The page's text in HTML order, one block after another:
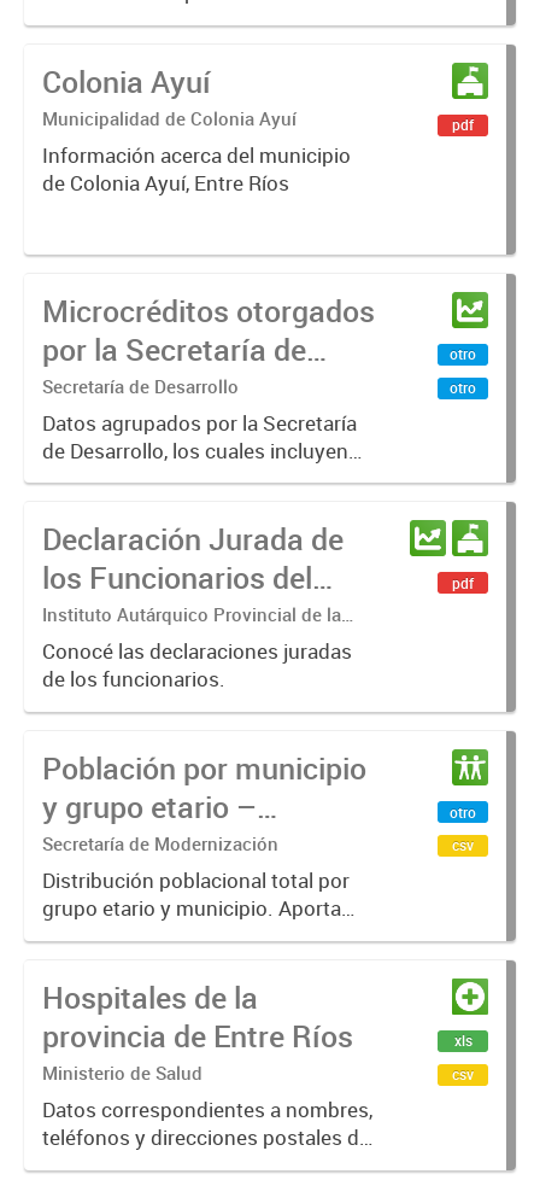
Ríos
Colonia Ayuí
Municipalidad de Colonia Ayuí
Información acerca del municipio
de Colonia Ayuí, Entre Ríos
pdf
Microcréditos otorgados
por la Secretaría de
Desarrollo 2022-2024
Secretaría de Desarrollo
Datos agrupados por la Secretaría
de Desarrollo, los cuales incluyen
información sobre Microcréditos
Desarrollo en el periodo 2022-2024
otro
otro
Declaración Jurada de
los Funcionarios del
Instituto Autárquico
Provincial de la Vivienda
Instituto Autárquico Provincial de la
Vivienda
Conocé las declaraciones juradas
de los funcionarios.
pdf
Población por municipio
y grupo etario –
Provincia de Entre Ríos
2025
Secretaría de Modernización
Distribución poblacional total por
grupo etario y municipio. Aporta
una visión estructural de la
planificación, análisis y toma de
decisiones.
otro
csv
Hospitales de la
provincia de Entre Ríos
Ministerio de Salud
Datos correspondientes a nombres,
teléfonos y direcciones postales de
los hospitales de la provincia de
xls
csv